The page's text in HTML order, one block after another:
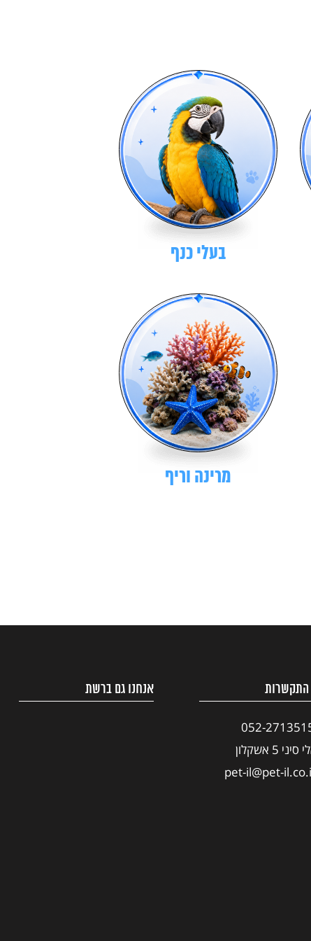
בעלי כנף
מרינה וריף
התקשרות
052-
5 אשקלון
pet-il@pet-
אנחנו גם ברשת